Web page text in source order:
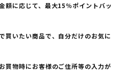
額に応じて、最大15％ポイントバッ
買いたい商品で、自分だけのお気に
買物時にお客様のご住所等の入力が